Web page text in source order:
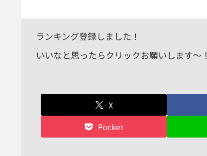
ランキング登録しました！
いいなと思ったらクリックお願いします～！
X
Pocket